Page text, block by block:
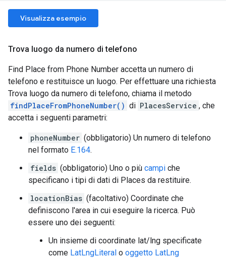
Visualizza esempio
Trova luogo da numero di telefono
Find Place from Phone Number accetta un numero di
telefono e restituisce un luogo. Per effettuare una richiesta
Trova luogo da numero di telefono, chiama il metodo
findPlaceFromPhoneNumber() di PlacesService , che
accetta i seguenti parametri:
phoneNumber (obbligatorio) Un numero di telefono
nel formato E.164.
fields (obbligatorio) Uno o più campi che
specificano i tipi di dati di Places da restituire.
locationBias (facoltativo) Coordinate che
definiscono l'area in cui eseguire la ricerca. Può
essere uno dei seguenti:
Un insieme di coordinate lat/lng specificate
come LatLngLiteral o oggetto LatLng